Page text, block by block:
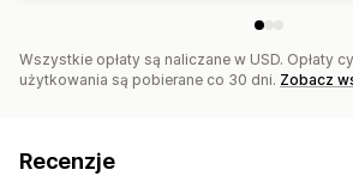
Wszystkie opłaty są naliczane w USD. Opłaty
użytkowania są pobierane co 30 dni. Zobacz
Recenzje